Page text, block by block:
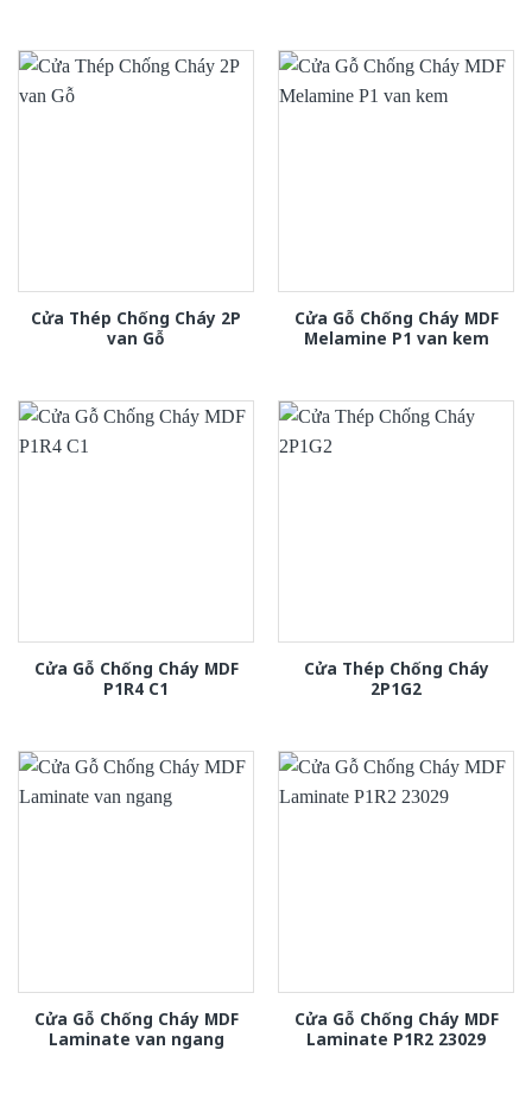
Cửa Thép Chống Cháy 2P
van Gỗ
Cửa Gỗ Chống Cháy MDF
Melamine P1 van kem
Cửa Gỗ Chống Cháy MDF
P1R4 C1
Cửa Thép Chống Cháy
2P1G2
Cửa Gỗ Chống Cháy MDF
Laminate van ngang
Cửa Gỗ Chống Cháy MDF
Laminate P1R2 23029